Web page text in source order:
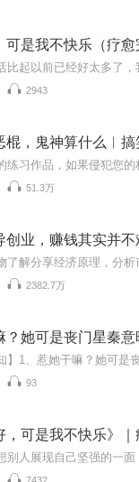
2943
棍，鬼神算什么︱
51.3万
创业，赚钱其实并不
2382.7万
？她可是丧门星秦意
93